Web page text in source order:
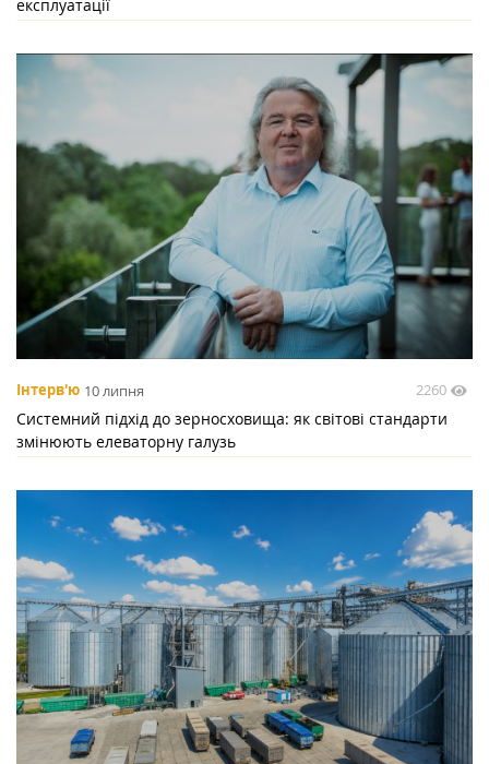
експлуатації
Інтерв'ю 10 липня 2260
Системний підхід до зерносховища: як світові стандарти
змінюють елеваторну галузь